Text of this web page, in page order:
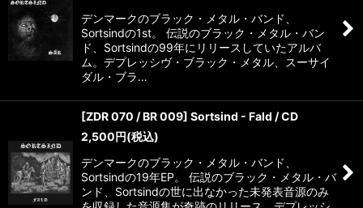
デンマークのブラック・メタル・バンド、
Sortsindの1st。 伝説のブラック・メタル・バン
ド、Sortsindの99年にリリースしていたアルバ
ム。デプレッシヴ・ブラック・メタル、スーサイ
ダル・ブラ…
[ZDR 070 / BR 009] Sortsind - Fald / CD
2,500円(税込)
デンマークのブラック・メタル・バンド、
Sortsindの19年EP。 伝説のブラック・メタル・バ
ンド、Sortsindの世に出なかった未発表音源のみ